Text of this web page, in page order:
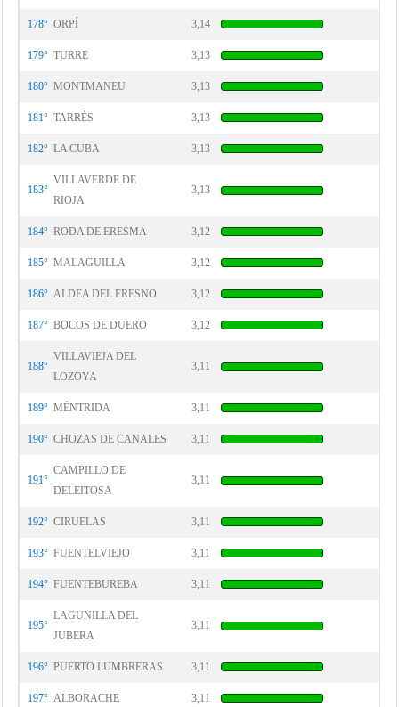
178° ORPÍ 3,14
179° TURRE 3,13
180° MONTMANEU 3,13
181° TARRÉS 3,13
182° LA CUBA 3,13
183°
VILLAVERDE DE
RIOJA
3,13
184° RODA DE ERESMA 3,12
185° MALAGUILLA 3,12
186° ALDEA DEL FRESNO 3,12
187° BOCOS DE DUERO 3,12
188°
VILLAVIEJA DEL
LOZOYA
3,11
189° MÉNTRIDA 3,11
190° CHOZAS DE CANALES 3,11
191°
CAMPILLO DE
DELEITOSA
3,11
192° CIRUELAS 3,11
193° FUENTELVIEJO 3,11
194° FUENTEBUREBA 3,11
195°
LAGUNILLA DEL
JUBERA
3,11
196° PUERTO LUMBRERAS 3,11
197° ALBORACHE 3,11